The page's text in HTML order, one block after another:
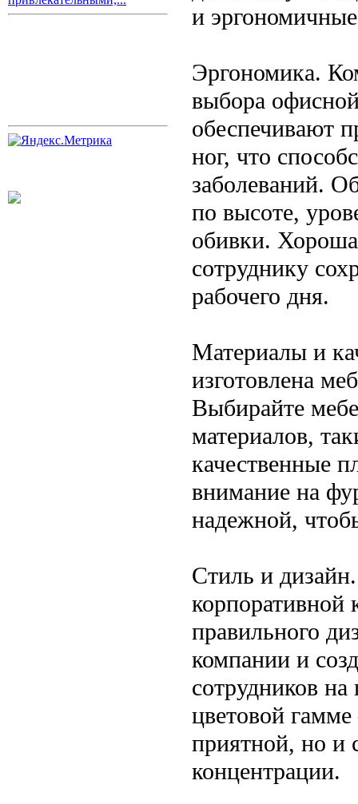
и
Эргономика.
выбора
обеспечивают
ног, что
заболеваний.
по высоте,
обивки.
сотруднику
рабочего дня.
Материалы и
изготовлена
Выбирайте
материалов,
качественные
внимание на
надежной,
Стиль и
правильного
компании и
сотрудников
цветовой
приятной, но и
концентрации.